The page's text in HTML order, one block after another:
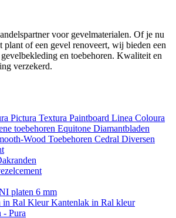
voor gevelmaterialen. Of je nu
of een gevel renoveert, wij bieden een
en toebehoren. Kwaliteit en
verzekerd.
Pictura Textura Paintboard Linea Coloura
toebehoren Equitone Diamantbladen
Wood Toebehoren Cedral Diversen
platen 6 mm
in Ral KleurKantenlak in Ral kleur
- Pura